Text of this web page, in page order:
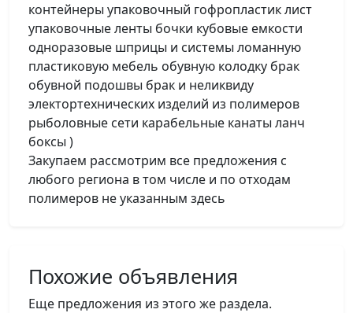
контейнеры упаковочный гофропластик лист
упаковочные ленты бочки кубовые емкости
одноразовые шприцы и системы ломанную
пластиковую мебель обувную колодку брак
обувной подошвы брак и неликвиду
электортехнических изделий из полимеров
рыболовные сети карабельные канаты ланч
боксы )
Закупаем рассмотрим все предложения с
любого региона в том числе и по отходам
полимеров не указанным здесь
Похожие объявления
Еще предложения из этого же раздела.